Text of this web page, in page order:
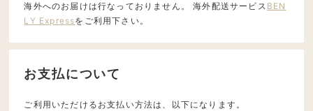
海外へのお届けは行なっておりません。 海外配送サービス BEN
LY Expressをご利用下さい。
お支払について
ご利用いただけるお支払い方法は、以下になります。